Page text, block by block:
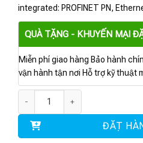
integrated: PROFINET PN,
QUÀ TẶNG - KHUYẾN MẠI
Miễn phí giao hàng Bảo hành
vận hành tận nơi Hỗ trợ kỹ thuật
ĐẶT